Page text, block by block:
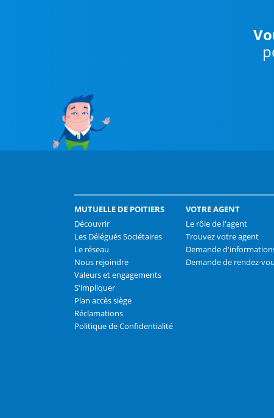
MUTUELLE DE POITIERS
Découvrir
Les Délégués Sociétaires
Le réseau
Nous rejoindre
Valeurs et engagements
S'impliquer
Plan accès siège
Réclamations
Politique de Confidentialité
VOTRE AGENT
Le rôle de l'agent
Trouvez votre agent
Demande
Demande de rendez-